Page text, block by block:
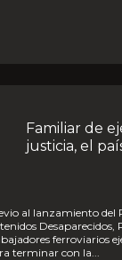
Familiar de ejecutado político: Sin verdad y
justicia, el
Desaparecidos,
ferroviarios
terminar con la...